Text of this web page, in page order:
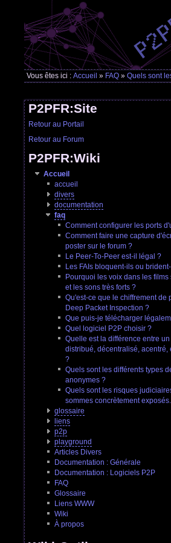
Vous êtes ici :Accueil » FAQ »Quels sont
P2PFR:Site
Retour au Portail
Retour au Forum
P2PFR:Wiki
Accueil
accueil
divers
documentation
faq
Comment configurer les ports
Comment faire une capture
poster sur le forum ?
Le Peer-To-Peer est-il légal ?
Les FAIs bloquent-ils ou
Pourquoi les voix dans les films
et les sons très forts ?
Qu'est-ce que le chiffrement de
Deep Packet Inspection ?
Que puis-je télécharger
Quel logiciel P2P choisir ?
Quelle est la différence entre
distribué, décentralisé, acentré,
?
Quels sont les différents types
anonymes ?
Quels sont les risques
sommes concrètement
glossaire
liens
p2p
playground
Articles Divers
Documentation : Générale
Documentation : Logiciels P2P
FAQ
Glossaire
Liens WWW
Wiki
À propos